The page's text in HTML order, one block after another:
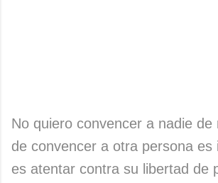
No quiero convencer a nadie de
de convencer a otra persona es
es atentar contra su libertad de